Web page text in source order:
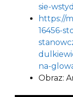
sie-
https://
16456-
na-
Obraz: